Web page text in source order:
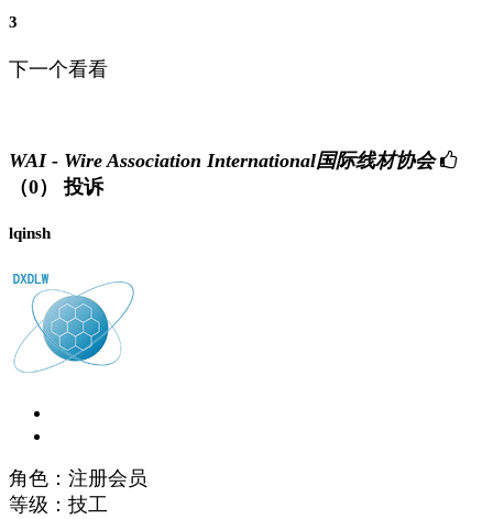
3
下一个看看
WAI - Wire Association International国际线材协会
（0）
投诉
lqinsh
角色：注册会员
等级：技工